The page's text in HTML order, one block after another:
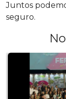
Juntos
seguro.